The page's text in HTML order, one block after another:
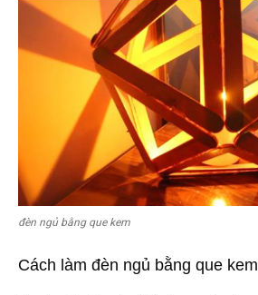
đèn ngủ bằng que kem
Cách làm đèn ngủ bằng que kem